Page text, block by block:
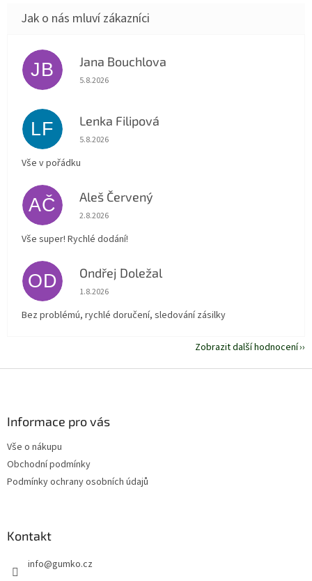
JB Jana Bouchlova
Hodnocení obchodu je 5 z 5 hvězdiček.
5.8.2026
LF Lenka Filipová
Hodnocení obchodu je 5 z 5 hvězdiček.
5.8.2026
Vše v pořádku
AČ Aleš Červený
Hodnocení obchodu je 5 z 5 hvězdiček.
2.8.2026
Vše super! Rychlé dodání!
OD Ondřej Doležal
Hodnocení obchodu je 5 z 5 hvězdiček.
1.8.2026
Bez problémú, rychlé doručení, sledování zásilky
Zobrazit další hodnocení
Informace pro vás
Vše o nákupu
Obchodní podmínky
Podmínky ochrany osobních údajů
Kontakt
info@gumko.cz